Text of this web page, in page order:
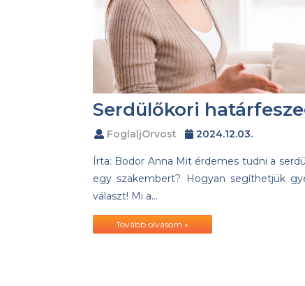
Serdülőkori
FoglaljOrvost 2024.12.03.
Írta: Bodor Anna Mit érdemes tudni a
egy szakembert? Hogyan segíthetjük
választ! Mi a…
Tovább olvasom »